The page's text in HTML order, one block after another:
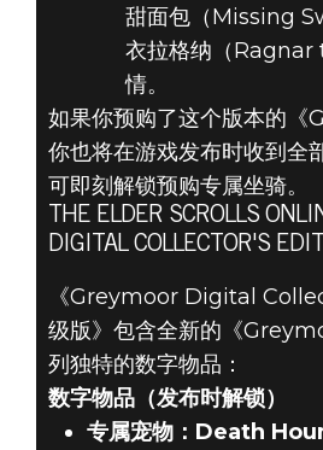
甜面包（Missing
衣拉格纳（Ragnar
情。
如果你预购了这个版本的《
你也将在游戏发布时收到全
可即刻解锁预购专属坐骑。
THE ELDER SCROLLS
DIGITAL COLLECTOR'S
《Greymoor Digital
级版》包含全新的《
列独特的数字物品：
数字物品（发布时解锁）
专属宠物：Death